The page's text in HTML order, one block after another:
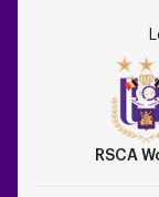
RSCA